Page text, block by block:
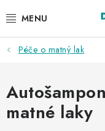
na
AKCE
NOVINKY
EXTERIÉR
Péče o matný lak
matné laky